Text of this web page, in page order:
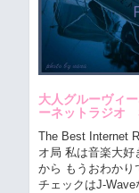
大人グルーヴィ
ーネットラジ
The Best Internet
オ局 私は音楽大好
から もうおわかり
チェックはJ-